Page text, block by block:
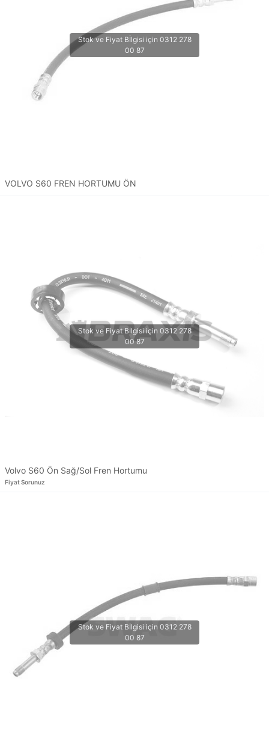
VOLVO S60 FREN HORTUMU ÖN
Volvo S60 Ön Sağ/Sol Fren Hortumu
Fiyat Sorunuz